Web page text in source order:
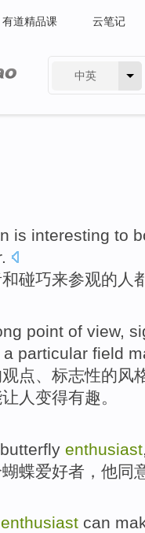
有道精品课 云笔记
中英
is interesting to
.
和碰巧来参观的人
point of view,
a particular field
观点、 标志性的风
让 人 变得有趣。
butterfly enthusiast
蝴蝶爱好者 ，他同
enthusiast can